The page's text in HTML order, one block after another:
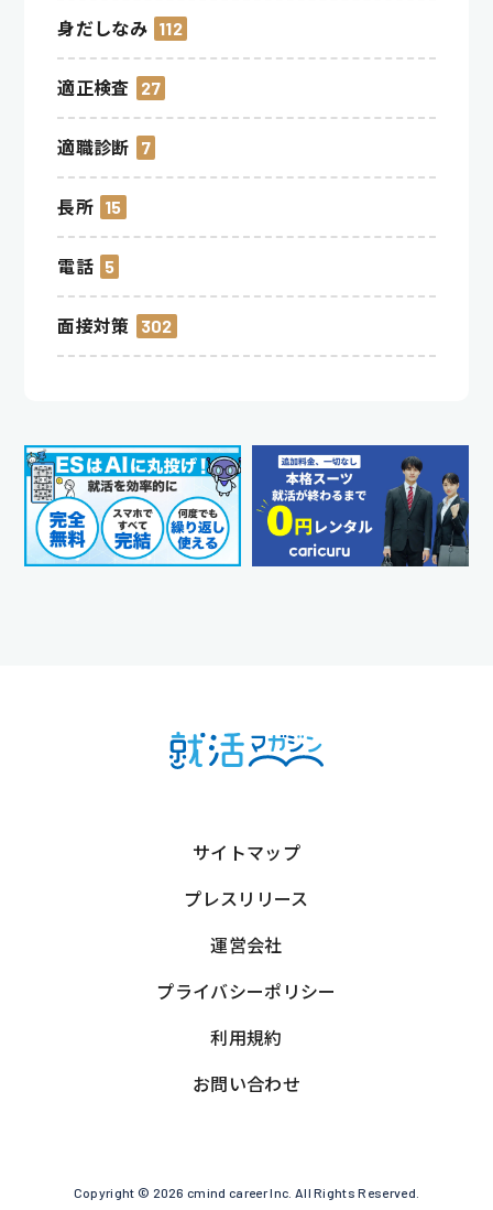
身だしなみ 112
適正検査 27
適職診断 7
長所 15
電話 5
面接対策 302
サイトマップ
プレスリリース
運営会社
プライバシーポリシー
利用規約
お問い合わせ
Copyright © 2026 cmind career Inc. All Rights Reserved.